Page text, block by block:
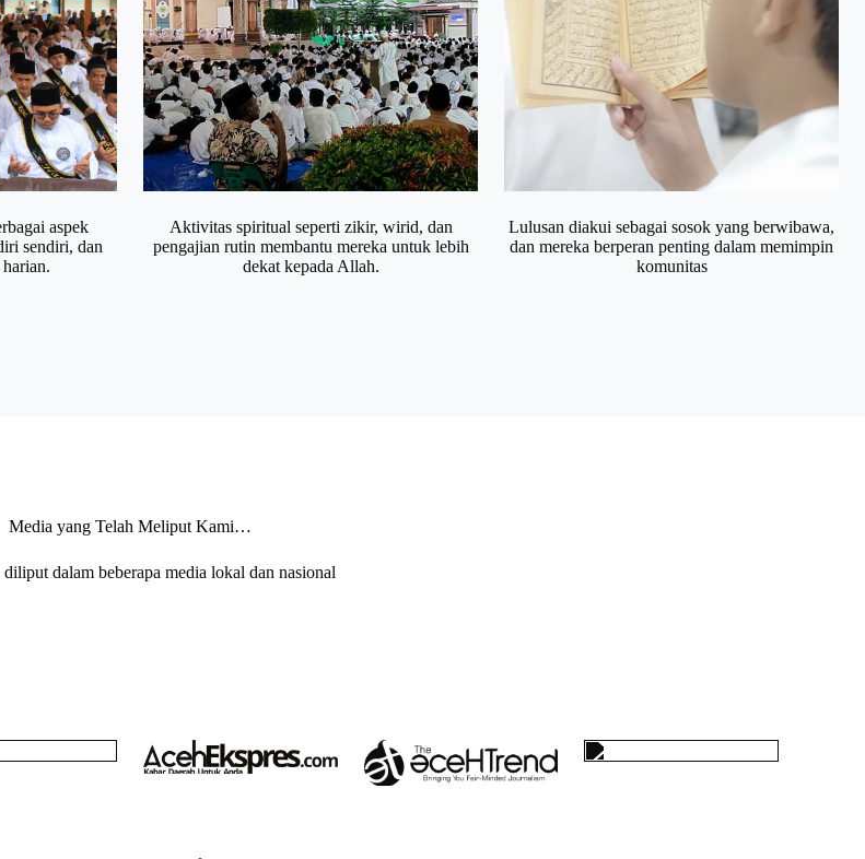
aspek
sendiri, dan
Aktivitas spiritual seperti zikir, wirid, dan
pengajian rutin membantu mereka untuk lebih
dekat kepada Allah.
Lulusan diakui sebagai sosok yang berwibawa,
dan mereka berperan penting dalam memimpin
komunitas
Media yang Telah Meliput Kami…
dalam beberapa media lokal dan nasional